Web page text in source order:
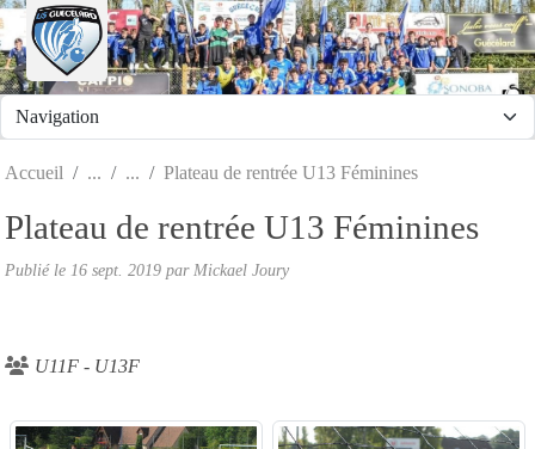
Accueil Plateau de rentrée U13 Féminines
Plateau de rentrée U13 Féminines
Publié le 16 sept. 2019 par Mickael Joury
U11F - U13F
Panneau de gestion des cookies